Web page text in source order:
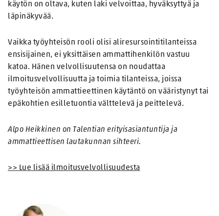
käytön on oltava, kuten laki velvoittaa, hyväksyttyä ja
läpinäkyvää.
Vaikka työyhteisön rooli olisi aliresursointitilanteissa
ensisijainen, ei yksittäisen ammattihenkilön vastuu
katoa. Hänen velvollisuutensa on noudattaa
ilmoitusvelvollisuutta ja toimia tilanteissa, joissa
työyhteisön ammattieettinen käytäntö on vääristynyt tai
epäkohtien esilletuontia välttelevä ja peittelevä.
Alpo Heikkinen on Talentian erityisasiantuntija ja
ammattieettisen lautakunnan sihteeri.
>> Lue lisää ilmoitusvelvollisuudesta